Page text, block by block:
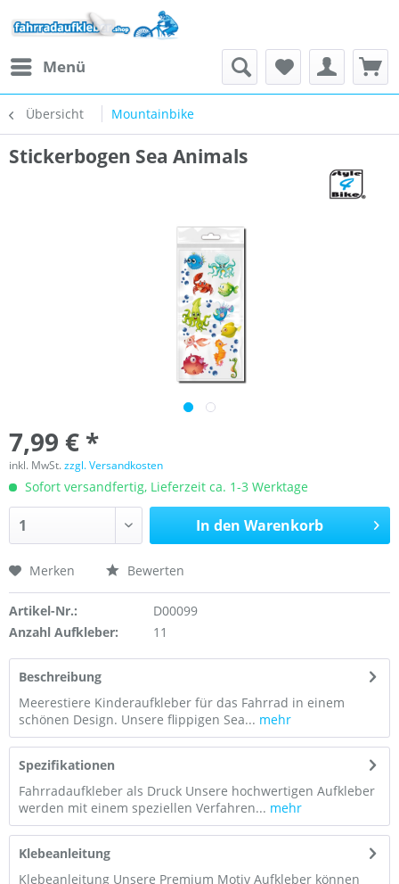
Menü
Übersicht Mountainbike
Stickerbogen Sea Animals
7,99 € *
inkl. MwSt.zzgl. Versandkosten
Sofort versandfertig, Lieferzeit ca. 1-3 Werktage
In den Warenkorb
Merken Bewerten
Artikel-Nr.:
D00099
Anzahl Aufkleber:
11
Beschreibung
Meerestiere Kinderaufkleber für das Fahrrad in einem
schönen Design. Unsere flippigen Sea... mehr
Spezifikationen
Fahrradaufkleber als Druck Unsere hochwertigen Aufkleber
werden mit einem speziellen Verfahren... mehr
Klebeanleitung
Klebeanleitung Unsere Premium Motiv Aufkleber können